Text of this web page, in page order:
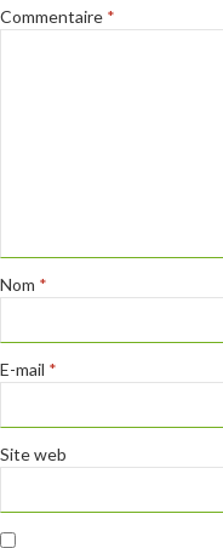
Commentaire *
Nom *
E-mail *
Site web